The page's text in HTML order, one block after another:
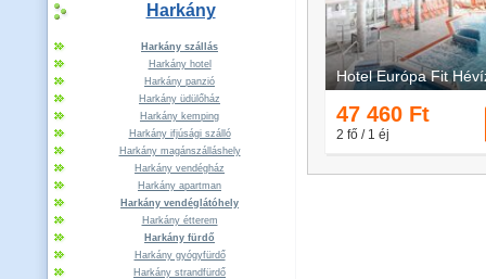
Harkány
Harkány szállás
Harkány hotel
Harkány panzió
Harkány üdülőház
Harkány kemping
Harkány ifjúsági szálló
Harkány magánszálláshely
Harkány vendégház
Harkány apartman
Harkány vendéglátóhely
Harkány étterem
Harkány fürdő
Harkány gyógyfürdő
Harkány strandfürdő